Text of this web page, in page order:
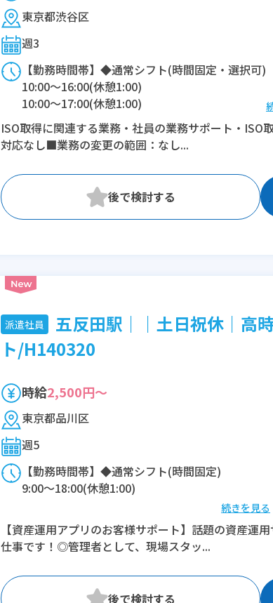
東京都渋谷区
週3
【勤務時間帯】◆通常シフト(時間固定・選択可)
10:00〜16:00(休憩1:00)
10:00〜17:00(休憩1:00)
※残業：0時間程度/月
※時短：10:00～16：00
ISO取得に関連する業務・社員の業務サポート・
対応なし■業務の変更の範囲：なし...
派遣社員
五反田駅｜｜土日祝休｜高
ト/H140320
時給2,500円～
東京都品川区
週5
【勤務時間帯】◆通常シフト(時間固定)
9:00〜18:00(休憩1:00)
※残業：10〜15時間程度/月
続きを見る
【資産運用アプリのお客様サポート】話題の資産運
仕事です！◎管理者として、現場スタッ...